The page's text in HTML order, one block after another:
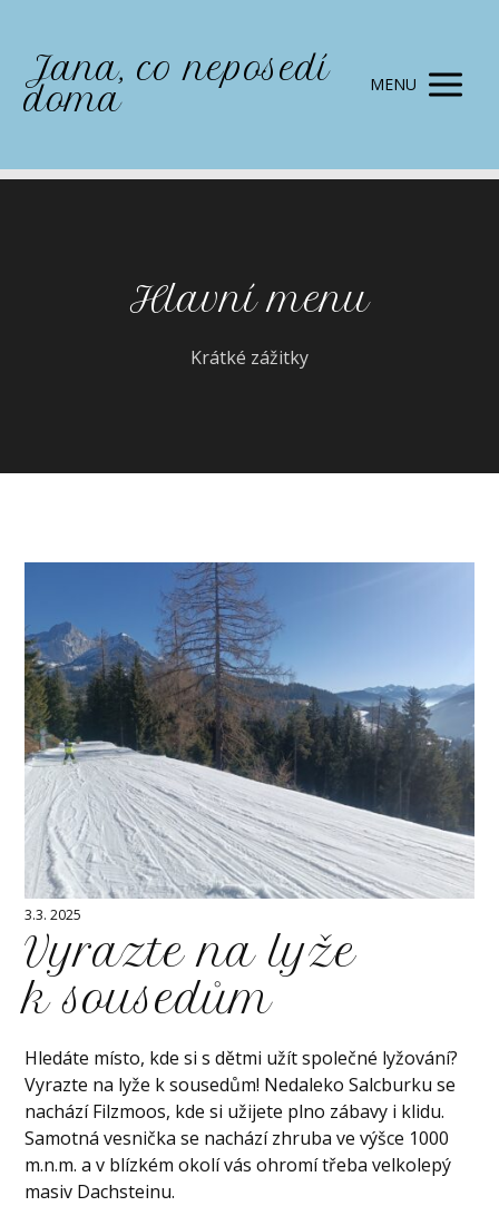
Jana, co neposedí
doma
MENU
Hlavní menu
Krátké zážitky
3.3. 2025
Vyrazte na lyže
k sousedům
Hledáte místo, kde si s dětmi užít společné lyžování?
Vyrazte na lyže k sousedům! Nedaleko Salcburku se
nachází Filzmoos, kde si užijete plno zábavy i klidu.
Samotná vesnička se nachází zhruba ve výšce 1000
m.n.m. a v blízkém okolí vás ohromí třeba velkolepý
masiv Dachsteinu.